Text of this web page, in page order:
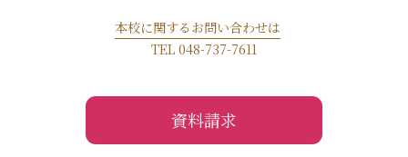
本校に関するお問い合わせは
TEL 048-737-7611
資料請求